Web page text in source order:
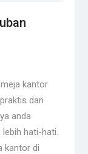
kantor
dan
anda
hati-hati.
kantor di